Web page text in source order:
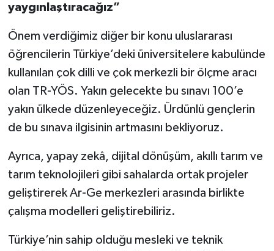
yaygınlaştıracağız”
Önem verdiğimiz diğer bir konu uluslararası
öğrencilerin Türkiye’deki üniversitelere kabulünde
kullanılan çok dilli ve çok merkezli bir ölçme aracı
olan TR-YÖS. Yakın gelecekte bu sınavı 100’e
yakın ülkede düzenleyeceğiz. Ürdünlü gençlerin
de bu sınava ilgisinin artmasını bekliyoruz.
Ayrıca, yapay zekâ, dijital dönüşüm, akıllı tarım ve
tarım teknolojileri gibi sahalarda ortak projeler
geliştirerek Ar-Ge merkezleri arasında birlikte
çalışma modelleri geliştirebiliriz.
Türkiye’nin sahip olduğu mesleki ve teknik